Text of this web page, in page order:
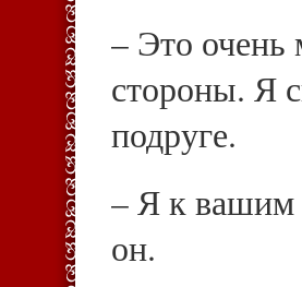
– Это
стороны. Я
подруге.
– Я к вашим
он.